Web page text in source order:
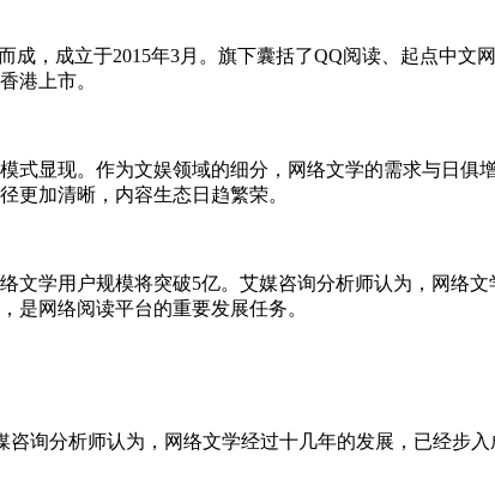
成立于2015年3月。旗下囊括了QQ阅读、起点中文
港上市。
现。作为文娱领域的细分，网络文学的需求与日俱
更加清晰，内容生态日趋繁荣。
学用户规模将突破5亿。艾媒咨询分析师认为，网络
是网络阅读平台的重要发展任务。
分析师认为，网络文学经过十几年的发展，已经步